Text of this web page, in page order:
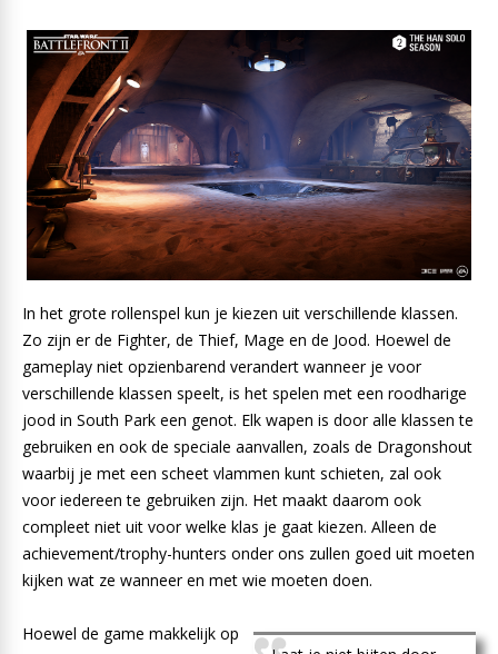
In het grote rollenspel kun je kiezen uit verschillende klassen.
Zo zijn er de Fighter, de Thief, Mage en de Jood. Hoewel de
gameplay niet opzienbarend verandert wanneer je voor
verschillende klassen speelt, is het spelen met een roodharige
jood in South Park een genot. Elk wapen is door alle klassen te
gebruiken en ook de speciale aanvallen, zoals de Dragonshout
waarbij je met een scheet vlammen kunt schieten, zal ook
voor iedereen te gebruiken zijn. Het maakt daarom ook
compleet niet uit voor welke klas je gaat kiezen. Alleen de
achievement/trophy-hunters onder ons zullen goed uit moeten
kijken wat ze wanneer en met wie moeten doen.
Hoewel de game makkelijk op